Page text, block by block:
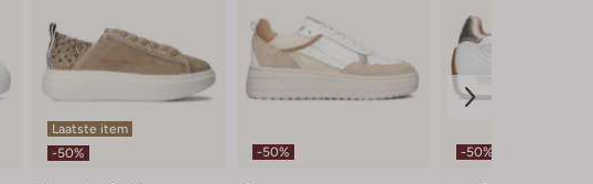
Laatste item
-50%
-50% -50%